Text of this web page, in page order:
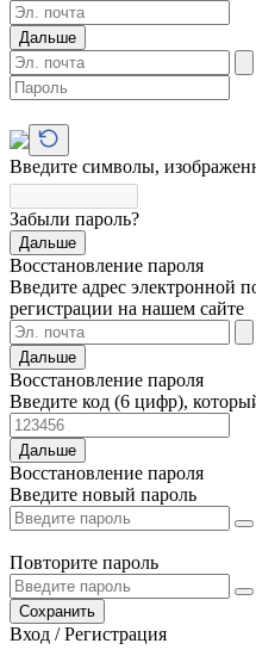
Дальше
Введите символы,
Забыли пароль?
Дальше
Восстановление пароля
Введите адрес электронной
регистрации на нашем сайте
Дальше
Восстановление пароля
Введите код (6 цифр),
Дальше
Восстановление пароля
Введите новый пароль
Повторите пароль
Сохранить
Вход / Регистрация